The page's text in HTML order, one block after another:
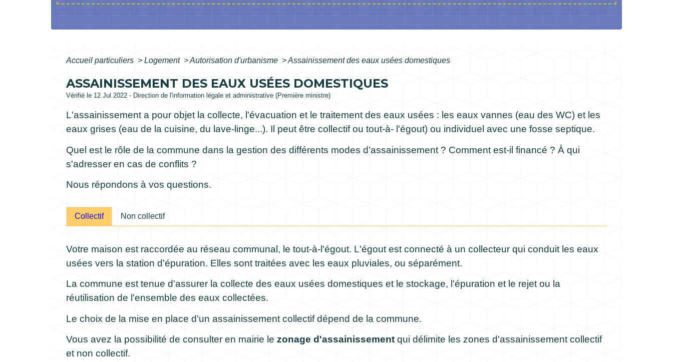
Accueil particuliers > Logement >Autorisation d'urbanisme >Assainissement des eaux usées domestiques
ASSAINISSEMENT DES EAUX USÉES DOMESTIQUES
Vérifié le 12 Jul 2022 - Direction de l'information légale et administrative (Première ministre)
L'assainissement a pour objet la collecte, l'évacuation et le traitement des eaux usées : les eaux vannes (eau des WC) et les
eaux grises (eau de la cuisine, du lave-linge...). Il peut être collectif ou tout-à- l'égout) ou individuel avec une fosse septique.
Quel est le rôle de la commune dans la gestion des différents modes d’assainissement ? Comment est-il financé ? À qui
s'adresser en cas de conflits ?
Nous répondons à vos questions.
Collectif Non collectif
Votre maison est raccordée au réseau communal, le tout-à-l'égout. L'égout est connecté à un collecteur qui conduit les eaux
usées vers la station d'épuration. Elles sont traitées avec les eaux pluviales, ou séparément.
La commune est tenue d'assurer la collecte des eaux usées domestiques et le stockage, l'épuration et le rejet ou la
réutilisation de l'ensemble des eaux collectées.
Le choix de la mise en place d'un assainissement collectif dépend de la commune.
Vous avez la possibilité de consulter en mairie le zonage d'assainissement qui délimite les zones d'assainissement collectif
et non collectif.